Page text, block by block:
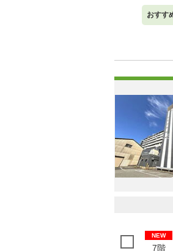
おすす
NEW
7階